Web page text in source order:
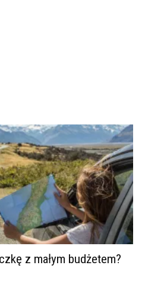
z małym budżetem?